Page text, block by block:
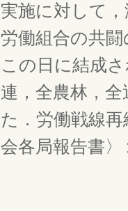
実施に対して
労働組合の共
この日に結成
連，全農林，
た．労働戦線
会各局報告書〉